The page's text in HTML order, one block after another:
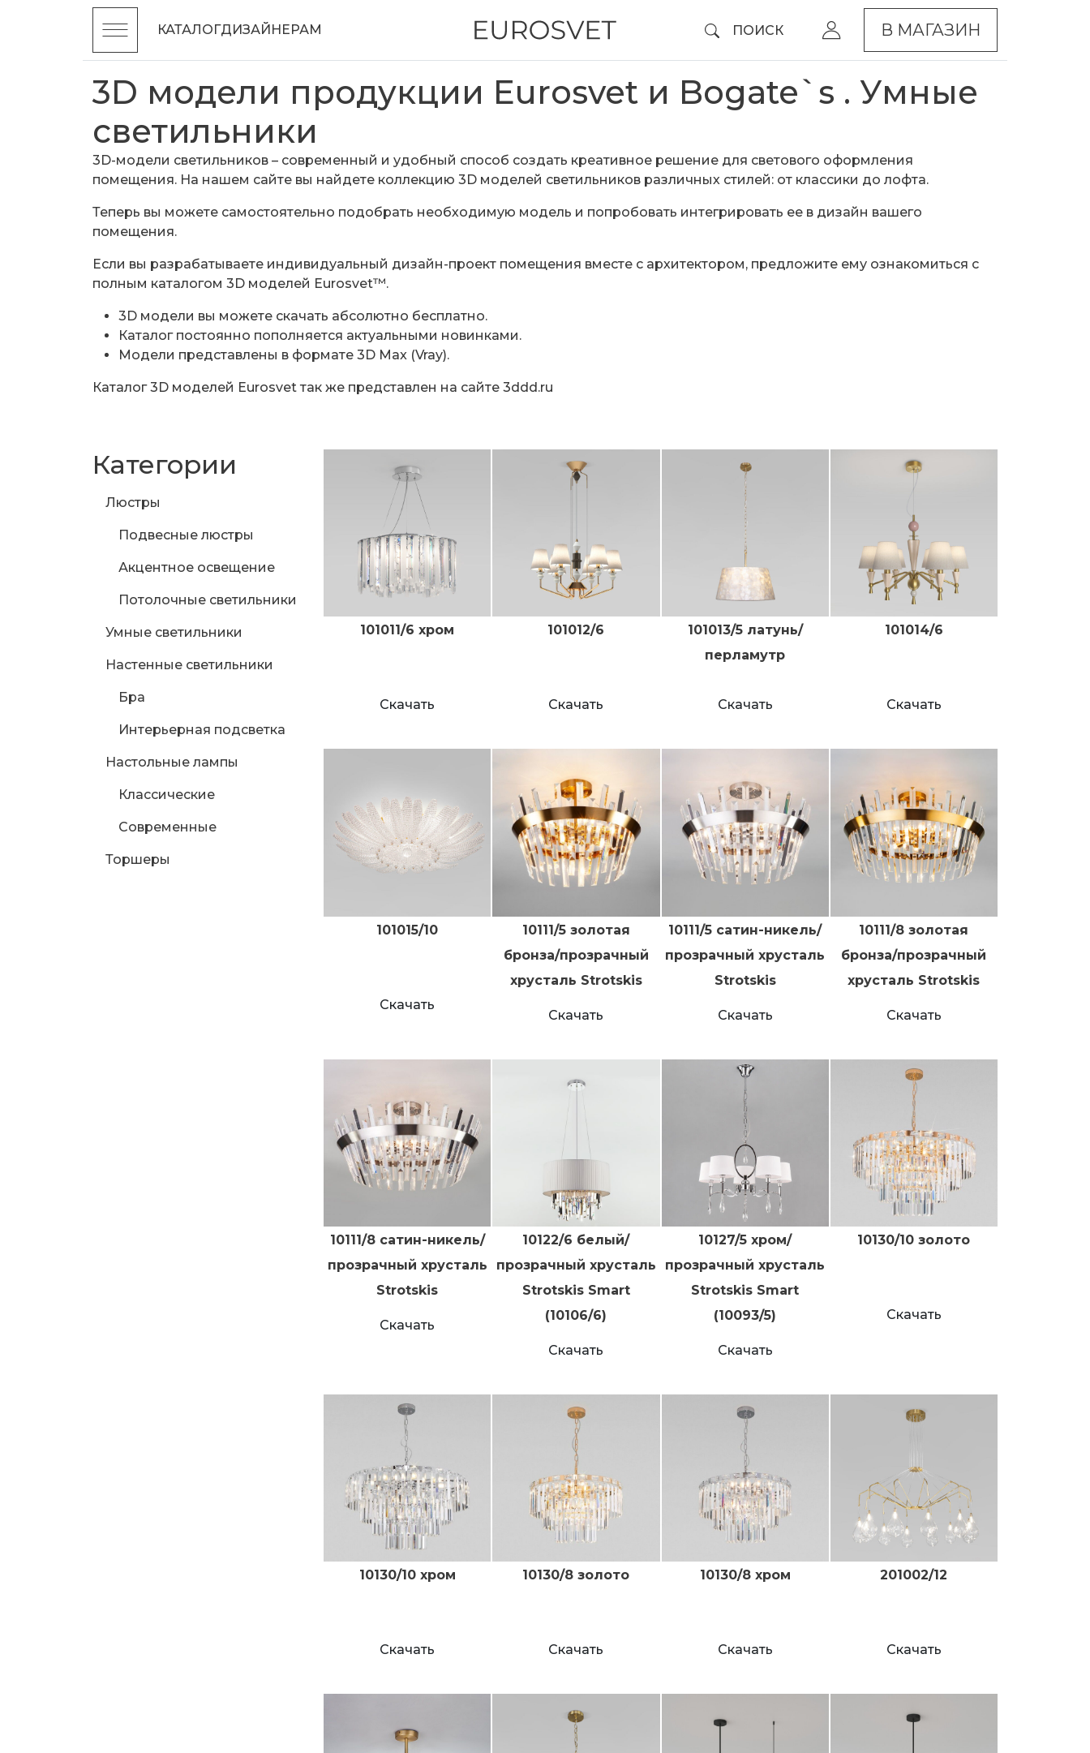
КАТАЛОГДИЗАЙНЕРАМ ПОИСК В МАГАЗИН
3D модели продукции Eurosvet и Bogate`s . Умные
светильники
3D-модели светильников – современный и удобный способ создать креативное решение для светового оформления
помещения. На нашем сайте вы найдете коллекцию 3D моделей светильников различных стилей: от классики до лофта.
Теперь вы можете самостоятельно подобрать необходимую модель и попробовать интегрировать ее в дизайн вашего
помещения.
Если вы разрабатываете индивидуальный дизайн-проект помещения вместе с архитектором, предложите ему ознакомиться с
полным каталогом 3D моделей Eurosvet™.
3D модели вы можете скачать абсолютно бесплатно.
Каталог постоянно пополняется актуальными новинками.
Модели представлены в формате 3D Max (Vray).
Каталог 3D моделей Eurosvet так же представлен на сайте 3ddd.ru
Категории
Люстры
Подвесные люстры
Акцентное освещение
Потолочные светильники
Умные светильники
Настенные светильники
Бра
Интерьерная подсветка
Настольные лампы
Классические
Современные
Торшеры
101011/6 хром
Скачать
101012/6
Скачать
101013/5 латунь/
перламутр
Скачать
101014/6
Скачать
101015/10
Скачать
10111/5 золотая
бронза/прозрачный
хрусталь Strotskis
Скачать
10111/5 сатин-никель/
прозрачный хрусталь
Strotskis
Скачать
10111/8 золотая
бронза/прозрачный
хрусталь Strotskis
Скачать
10111/8 сатин-никель/
прозрачный хрусталь
Strotskis
Скачать
10122/6 белый/
прозрачный хрусталь
Strotskis Smart
(10106/6)
Скачать
10127/5 хром/
прозрачный хрусталь
Strotskis Smart
(10093/5)
Скачать
10130/10 золото
Скачать
10130/10 хром
Скачать
10130/8 золото
Скачать
10130/8 хром
Скачать
201002/12
Скачать